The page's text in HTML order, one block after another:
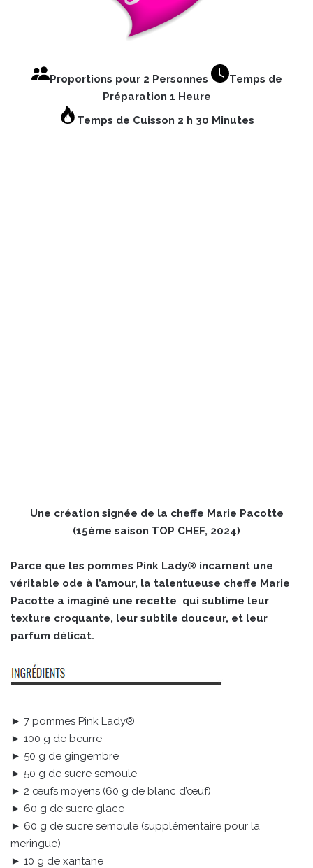
Proportions pour 2 Personnes
Temps de
Préparation 1 Heure
Temps de Cuisson 2 h 30 Minutes
Une création signée de la cheffe Marie Pacotte
(15ème saison TOP CHEF, 2024)
Parce que les pommes Pink Lady® incarnent une
véritable ode à l’amour, la talentueuse cheffe Marie
Pacotte a imaginé une recette qui sublime leur
texture croquante, leur subtile douceur, et leur
parfum délicat.
► 7 pommes Pink Lady®
► 100 g de beurre
► 50 g de gingembre
► 50 g de sucre semoule
► 2 œufs moyens (60 g de blanc d’œuf)
► 60 g de sucre glace
► 60 g de sucre semoule (supplémentaire pour la
meringue)
► 10 g de xantane